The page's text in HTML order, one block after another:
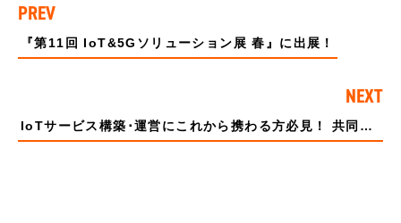
PREV
『第11回 IoT&5Gソリューション展 春』に出展！
NEXT
IoTサービス構築･運営にこれから携わる方必見！ 共同セミナー『知らなきゃ失敗するセルラーIoT』開催